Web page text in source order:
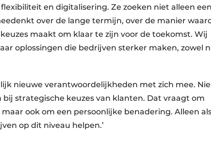
en digitalisering. Ze zoeken niet alleen een
over de lange termijn, over de manier
maakt om klaar te zijn voor de toekomst. Wij
oplossingen die bedrijven sterker maken, zowel
nieuwe verantwoordelijkheden met zich mee.
strategische keuzes van klanten. Dat vraagt om
ook om een persoonlijke benadering. Alleen
op dit niveau helpen.’